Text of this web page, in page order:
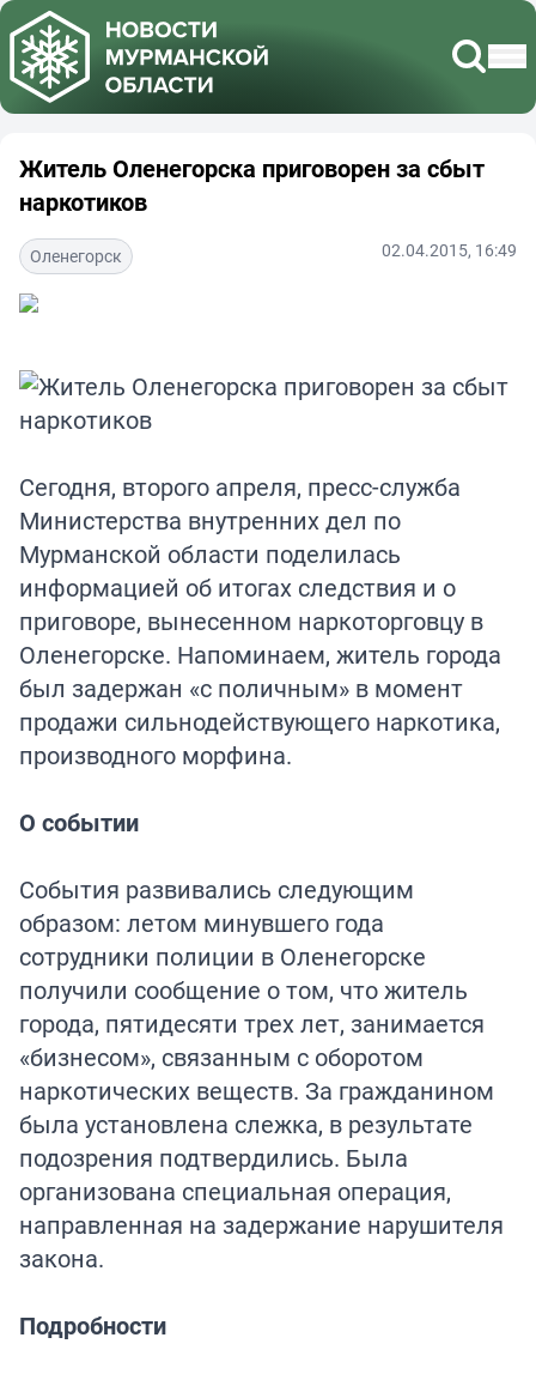
Житель Оленегорска приговорен за сбыт
наркотиков
Оленегорск 02.04.2015, 16:49
Сегодня, второго апреля, пресс-служба
Министерства внутренних дел по
Мурманской области поделилась
информацией об итогах следствия и о
приговоре, вынесенном наркоторговцу в
Оленегорске. Напоминаем, житель города
был задержан «с поличным» в момент
продажи сильнодействующего наркотика,
производного морфина.
О событии
События развивались следующим
образом: летом минувшего года
сотрудники полиции в Оленегорске
получили сообщение о том, что житель
города, пятидесяти трех лет, занимается
«бизнесом», связанным с оборотом
наркотических веществ. За гражданином
была установлена слежка, в результате
подозрения подтвердились. Была
организована специальная операция,
направленная на задержание нарушителя
закона.
Подробности